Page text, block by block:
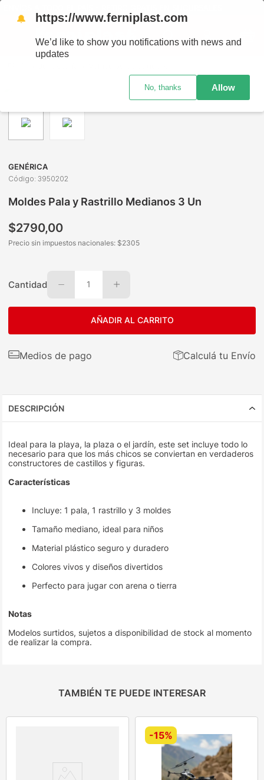
GENÉRICA
Código:3950202
Moldes Pala y Rastrillo Medianos 3 Un
$2790,00
Precio sin impuestos nacionales: $2305
Cantidad 1
AÑADIR AL CARRITO
Medios de pago Calculá tu Envío
DESCRIPCIÓN
Ideal para la playa, la plaza o el jardín, este set incluye todo lo
necesario para que los más chicos se conviertan en verdaderos
constructores de castillos y figuras.
Características
Incluye: 1 pala, 1 rastrillo y 3 moldes
Tamaño mediano, ideal para niños
Material plástico seguro y duradero
Colores vivos y diseños divertidos
Perfecto para jugar con arena o tierra
Notas
Modelos surtidos, sujetos a disponibilidad de stock al momento
de realizar la compra.
TAMBIÉN TE PUEDE INTERESAR
-15%
🔔 https://www.ferniplast.com
We’d like to show you notifications with news and
updates
No, thanks Allow